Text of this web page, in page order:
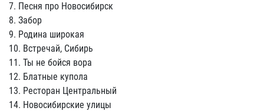
7. Песня про Новосибирск
8. Забор
9. Родина широкая
10. Встречай, Сибирь
11. Ты не бойся вора
12. Блатные купола
13. Ресторан Центральный
14. Новосибирские улицы